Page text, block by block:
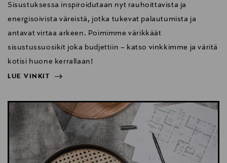
Sisustuksessa inspiroidutaan nyt rauhoittavista ja
energisoivista väreistä, jotka tukevat palautumista ja
antavat virtaa arkeen. Poimimme värikkäät
sisustussuosikit joka budjettiin – katso vinkkimme ja väritä
kotisi huone kerrallaan!
LUE VINKIT
LUE VINKIT